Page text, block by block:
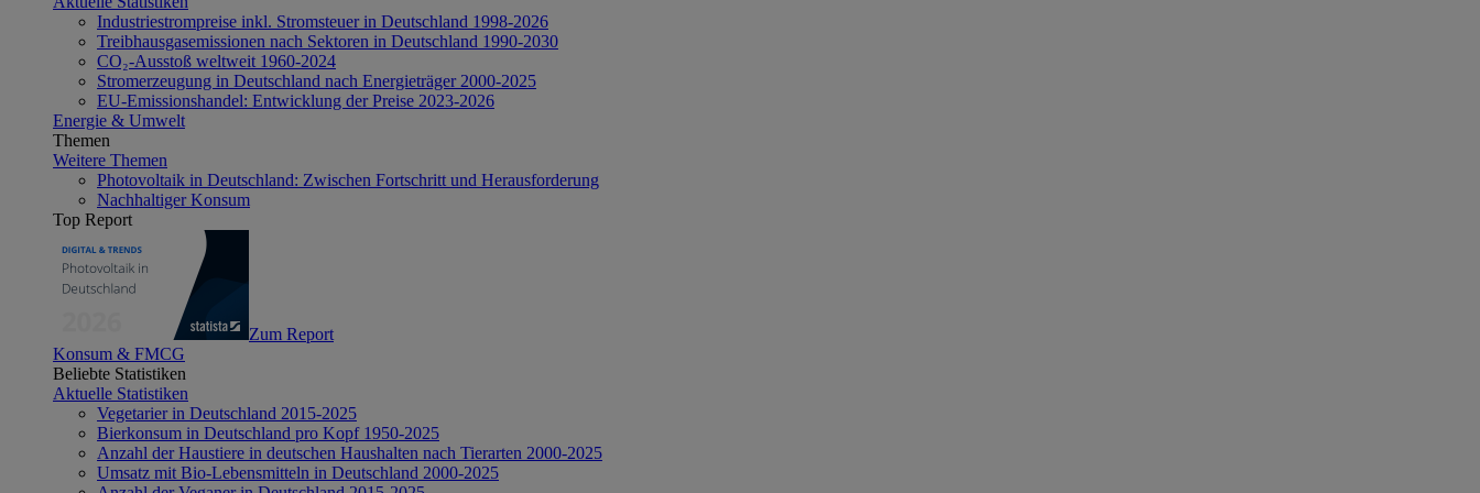
Industriestrompreise inkl. Stromsteuer in Deutschland 1998-2026
Treibhausgasemissionen nach Sektoren in Deutschland 1990-2030
CO₂-Ausstoß weltweit 1960-2024
Stromerzeugung in Deutschland nach Energieträger 2000-2025
EU-Emissionshandel: Entwicklung der Preise 2023-2026
Energie & Umwelt
Themen
Weitere Themen
Photovoltaik in Deutschland: Zwischen Fortschritt und Herausforderung
Nachhaltiger Konsum
Top Report
Zum Report
Konsum & FMCG
Beliebte Statistiken
Aktuelle Statistiken
Vegetarier in Deutschland 2015-2025
Bierkonsum in Deutschland pro Kopf 1950-2025
Anzahl der Haustiere in deutschen Haushalten nach Tierarten 2000-2025
Umsatz mit Bio-Lebensmitteln in Deutschland 2000-2025